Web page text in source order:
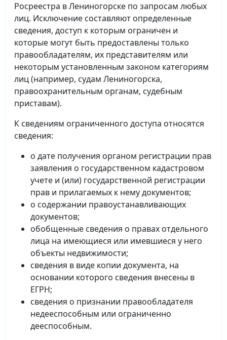
Росреестра в Лениногорске по запросам любых
лиц. Исключение составляют определенные
сведения, доступ к которым ограничен и
которые могут быть предоставлены только
правообладателям, их представителям или
некоторым установленным законом категориям
лиц (например, судам Лениногорска,
правоохранительным органам, судебным
приставам).
К сведениям ограниченного доступа относятся
сведения:
о дате получения органом регистрации прав
заявления о государственном кадастровом
учете и (или) государственной регистрации
прав и прилагаемых к нему документов;
о содержании правоустанавливающих
документов;
обобщенные сведения о правах отдельного
лица на имеющиеся или имевшиеся у него
объекты недвижимости;
сведения в виде копии документа, на
основании которого сведения внесены в
ЕГРН;
сведения о признании правообладателя
недееспособным или ограниченно
дееспособным.